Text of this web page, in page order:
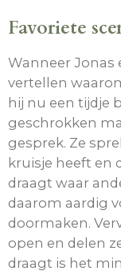
Favoriete
Wanneer Jonas
vertellen
hij nu een tijdje
geschrokken
gesprek. Ze
kruisje heeft en
draagt waar
daarom aardig
doormaken.
open en delen
draagt is het